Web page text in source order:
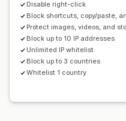
Klavye kısayolları Bölge
Disable right-click
Block shortcuts, copy/paste,
Protect images, videos, and
Block up to 10 IP addresses
Unlimited IP whitelist
Block up to 3 countries
Whitelist 1 country